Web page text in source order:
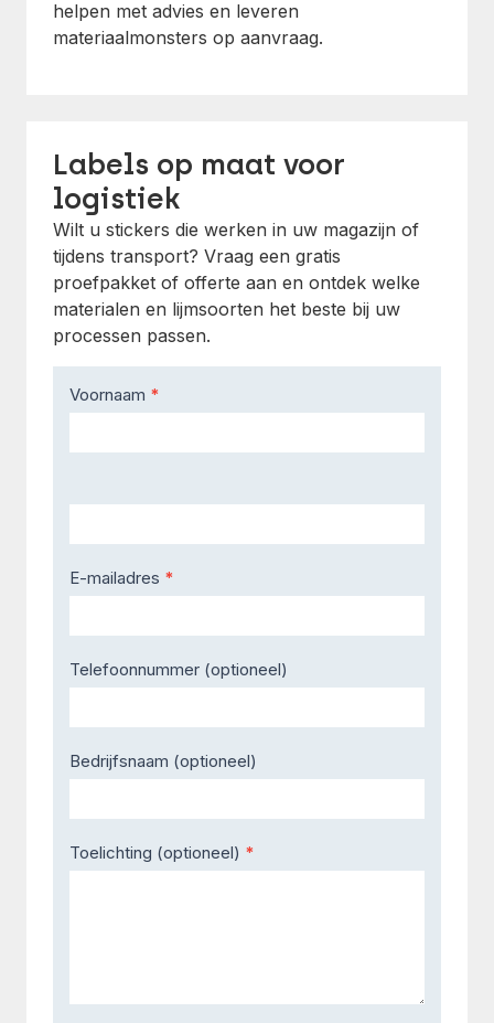
helpen met advies en leveren
materiaalmonsters op aanvraag.
Labels op maat voor
logistiek
Wilt u stickers die werken in uw magazijn of
tijdens transport? Vraag een gratis
proefpakket of offerte aan en ontdek welke
materialen en lijmsoorten het beste bij uw
processen passen.
Contact
Us
Voornaam *
E-mailadres *
Telefoonnummer (optioneel)
Bedrijfsnaam (optioneel)
Toelichting (optioneel) *